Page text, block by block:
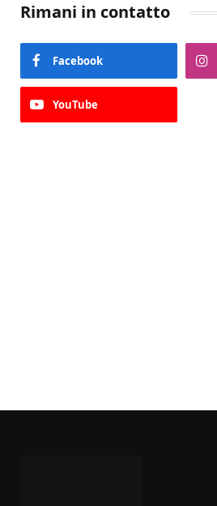
Rimani in contatto
Facebook
YouTube